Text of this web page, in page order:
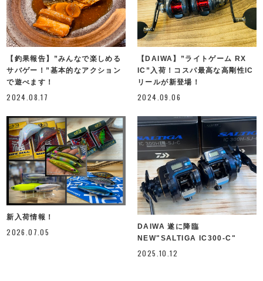
【釣果報告】”みんなで楽しめる
サバゲー！”基本的なアクション
で遊べます！
2024.08.17
【DAIWA】”ライトゲーム RX
IC”入荷！コスパ最高な高剛性IC
リールが新登場！
2024.09.06
新入荷情報！
2026.07.05
DAIWA 遂に降臨
NEW"SALTIGA IC300-C"
2025.10.12